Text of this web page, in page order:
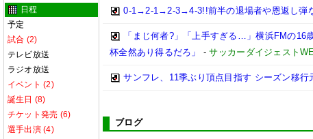
日程
予定
試合 (2)
テレビ放送
ラジオ放送
イベント (2)
誕生日 (8)
チケット発売 (6)
選手出演 (4)
0-1→2-1→2-3→4-3!!前半の退場者や恩返し弾
「まじ何者?」「上手すぎる…」横浜FMの16
杯全然あり得るだろ」
-サッカーダイジェスト
サンフレ、11季ぶり頂点目指す シーズン移
ブログ